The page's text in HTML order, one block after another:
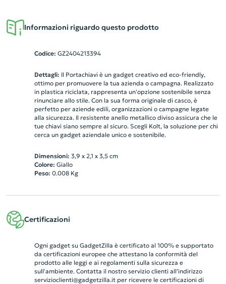
Informazioni riguardo questo prodotto
Codice: GZ2404213394
Dettagli: Il Portachiavi è un gadget creativo ed eco-friendly,
ottimo per promuovere la tua azienda o campagna. Realizzato
in plastica riciclata, rappresenta un'opzione sostenibile senza
rinunciare allo stile. Con la sua forma originale di casco, è
perfetto per aziende edili, organizzazioni o campagne legate
alla sicurezza. Il resistente anello metallico diviso assicura che le
tue chiavi siano sempre al sicuro. Scegli Kolt, la soluzione per chi
cerca un gadget aziendale unico e sostenibile.
Dimensioni: 3,9 x 2,1 x 3,5 cm
Colore: Giallo
Peso: 0.008Kg
Certificazioni
Ogni gadget su GadgetZilla è certificato al 100% e supportato
da certificazioni europee che attestano la conformità del
prodotto alle leggi e ai regolamenti sulla sicurezza e
sull'ambiente. Contatta il nostro servizio clienti all’indirizzo
servizioclienti@gadgetzilla.itper ricevere le certificazioni di